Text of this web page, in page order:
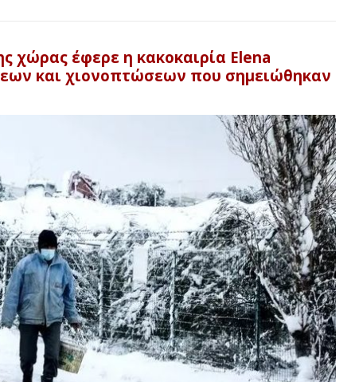
χώρας έφερε η κακοκαιρία Elena
και χιονοπτώσεων που σημειώθηκαν